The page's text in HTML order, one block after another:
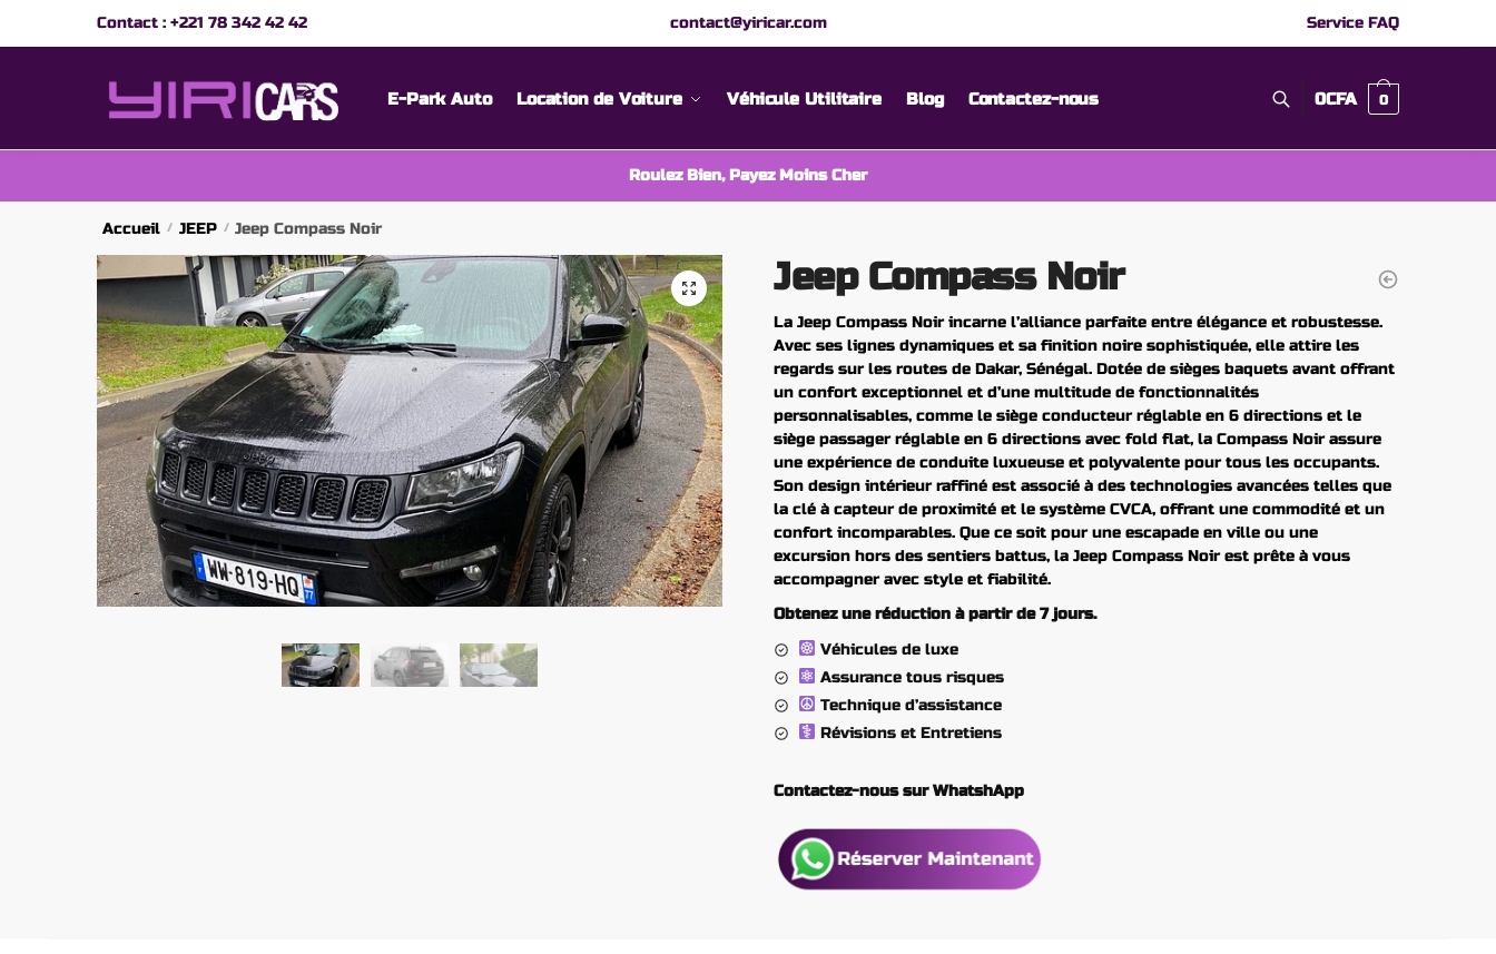
Contact : +221 78 342 42 42 contact@yiricar.com Service FAQ
E-Park Auto Location de Voiture Véhicule Utilitaire Blog Contactez-nous 0CFA 0
Roulez Bien, Payez Moins Cher
Accueil / JEEP / Jeep Compass Noir
Jeep Compass Noir
La Jeep Compass Noir incarne l’alliance parfaite entre élégance et robustesse.
Avec ses lignes dynamiques et sa finition noire sophistiquée, elle attire les
regards sur les routes de Dakar, Sénégal. Dotée de sièges baquets avant offrant
un confort exceptionnel et d’une multitude de fonctionnalités
personnalisables, comme le siège conducteur réglable en 6 directions et le
siège passager réglable en 6 directions avec fold flat, la Compass Noir assure
une expérience de conduite luxueuse et polyvalente pour tous les occupants.
Son design intérieur raffiné est associé à des technologies avancées telles que
la clé à capteur de proximité et le système CVCA, offrant une commodité et un
confort incomparables. Que ce soit pour une escapade en ville ou une
excursion hors des sentiers battus, la Jeep Compass Noir est prête à vous
accompagner avec style et fiabilité.
Obtenez une réduction à partir de 7 jours.
Véhicules de luxe
Assurance tous risques
Technique d’assistance
Révisions et Entretiens
Contactez-nous sur WhatshApp